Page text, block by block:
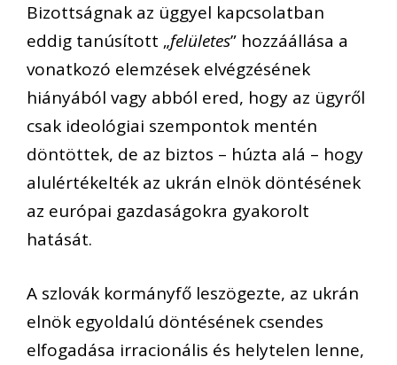
Bizottságnak az üggyel kapcsolatban
eddig tanúsított „felületes” hozzáállása a
vonatkozó elemzések elvégzésének
hiányából vagy abból ered, hogy az ügyről
csak ideológiai szempontok mentén
döntöttek, de az biztos – húzta alá – hogy
alulértékelték az ukrán elnök döntésének
az európai gazdaságokra gyakorolt
hatását.
A szlovák kormányfő leszögezte, az ukrán
elnök egyoldalú döntésének csendes
elfogadása irracionális és helytelen lenne,